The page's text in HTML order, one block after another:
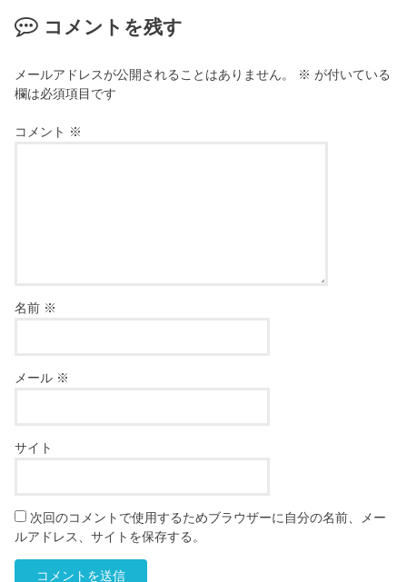
コメントを残す
メールアドレスが公開されることはありません。 ※ が付いている
欄は必須項目です
コメント ※
名前 ※
メール ※
サイト
次回のコメントで使用するためブラウザーに自分の名前、メー
ルアドレス、サイトを保存する。